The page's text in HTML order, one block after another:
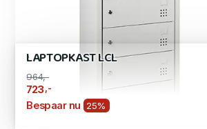
LAPTOPKAST LCL
964,-
723,-
Bespaar nu 25%